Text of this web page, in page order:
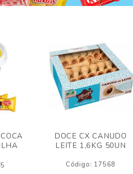
DOCE CX CANUDO
LEITE 1,6KG 50UN
Código: 17568